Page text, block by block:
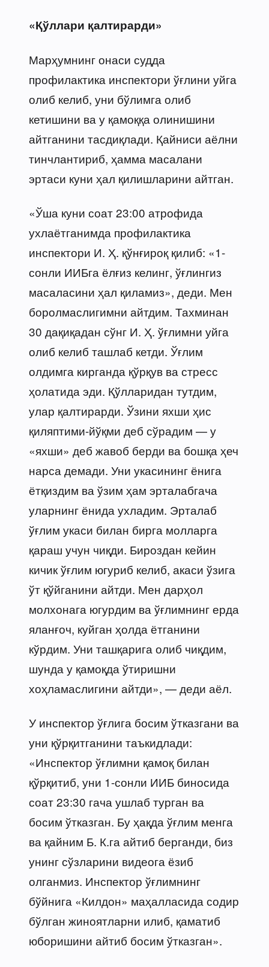
«Қўллари қалтирарди»
Марҳумнинг онаси судда
профилактика инспектори ўғлини уйга
олиб келиб, уни бўлимга олиб
кетишини ва у қамоққа олинишини
айтганини тасдиқлади. Қайниси аёлни
тинчлантириб, ҳамма масалани
эртаси куни ҳал қилишларини айтган.
«Ўша куни соат 23:00 атрофида
ухлаётганимда профилактика
инспектори И. Ҳ. қўнғироқ қилиб: «1-
сонли ИИБга ёлғиз келинг, ўғлингиз
масаласини ҳал қиламиз», деди. Мен
боролмаслигимни айтдим. Тахминан
30 дақиқадан сўнг И. Ҳ. ўғлимни уйга
олиб келиб ташлаб кетди. Ўғлим
олдимга кирганда қўрқув ва стресс
ҳолатида эди. Қўлларидан тутдим,
улар қалтирарди. Ўзини яхши ҳис
қиляптими-йўқми деб сўрадим — у
«яхши» деб жавоб берди ва бошқа ҳеч
нарса демади. Уни укасининг ёнига
ётқиздим ва ўзим ҳам эрталабгача
уларнинг ёнида ухладим. Эрталаб
ўғлим укаси билан бирга молларга
қараш учун чиқди. Бироздан кейин
кичик ўғлим югуриб келиб, акаси ўзига
ўт қўйганини айтди. Мен дарҳол
молхонага югурдим ва ўғлимнинг ерда
яланғоч, куйган ҳолда ётганини
кўрдим. Уни ташқарига олиб чиқдим,
шунда у қамоқда ўтиришни
хоҳламаслигини айтди», — деди аёл.
У инспектор ўғлига босим ўтказгани ва
уни қўрқитганини таъкидлади:
«Инспектор ўғлимни қамоқ билан
қўрқитиб, уни 1-сонли ИИБ биносида
соат 23:30 гача ушлаб турган ва
босим ўтказган. Бу ҳақда ўғлим менга
ва қайним Б. К.га айтиб берганди, биз
унинг сўзларини видеога ёзиб
олганмиз. Инспектор ўғлимнинг
бўйнига «Килдон» маҳалласида содир
бўлган жиноятларни илиб, қаматиб
юборишини айтиб босим ўтказган».